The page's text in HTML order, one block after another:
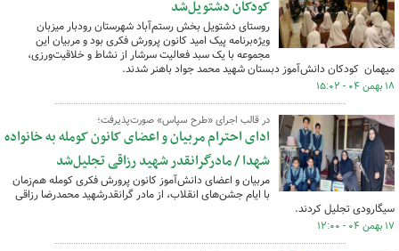
کودکان دشتویل‌شد
روستای دشتویل بخش رستم‌آباد شهرستان رودبار میزبان
ویژه‌برنامه پیک امید کانون پرورش فکری بود و مربیان این
مجموعه با یک سبد فعالیت‌ سرشار از نشاط و خلاقیت‌ورزی،
میهمان کودکان دانش‌آموز دبستان شهید محمد جواد باهنر شدند.
۱۸ بهمن ۰۴ - ۱۵:۰۲
در قالب اجرای «طرح سپاس» صورت‌پذیرفت؛
ادای احترام مربیان و اعضای کانون کومله به خانواده
شهدا / مادرگرانقدر شهید رزاقی تجلیل‌شد
مربیان و اعضای دانش‌آموز کانون پرورش فکری کومله هم‌زمان
با ایام جشن‌های انقلاب، از مادر گرانقدرشهید محمدرضا رزاقی
سیگارودی تجلیل کردند.
۱۷ بهمن ۰۴ - ۱۲:۰۰